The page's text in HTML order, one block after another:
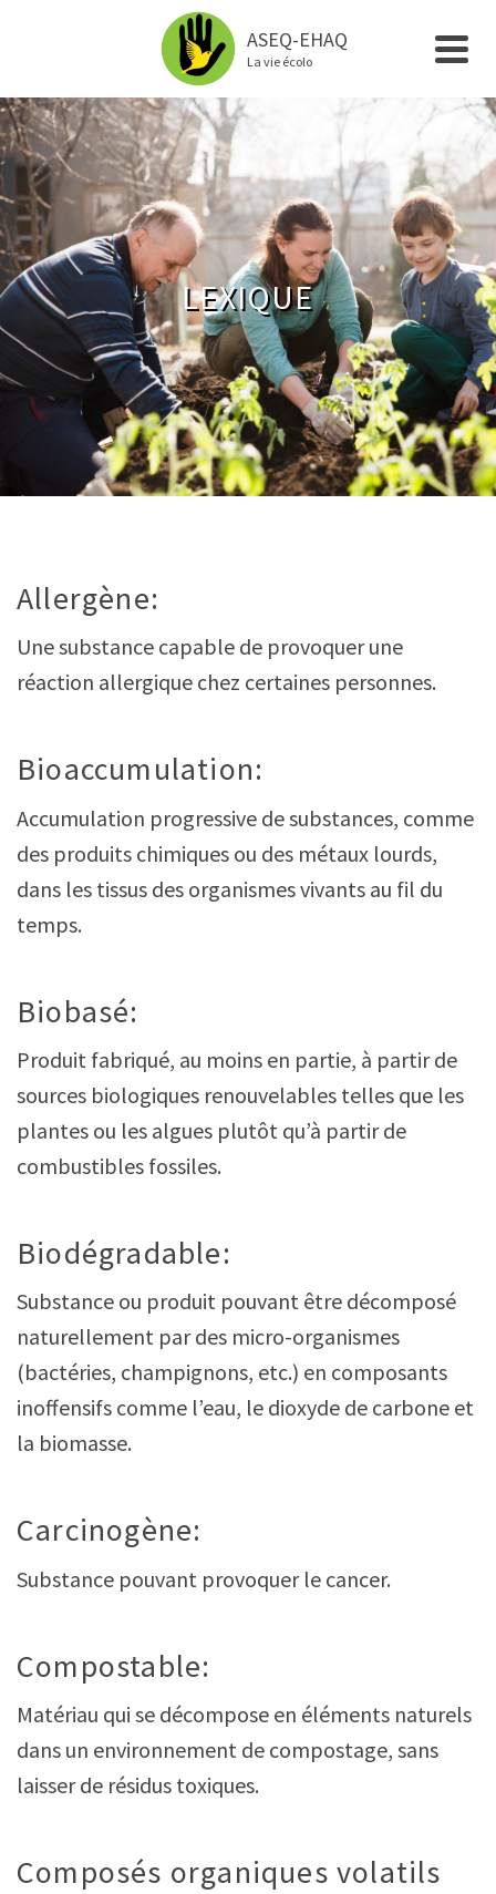
ASEQ-EHAQ
La vie écolo
LEXIQUE
Allergène:
Une substance capable de provoquer une
réaction allergique chez certaines personnes.
Bioaccumulation:
Accumulation progressive de substances, comme
des produits chimiques ou des métaux lourds,
dans les tissus des organismes vivants au fil du
temps.
Biobasé:
Produit fabriqué, au moins en partie, à partir de
sources biologiques renouvelables telles que les
plantes ou les algues plutôt qu’à partir de
combustibles fossiles.
Biodégradable:
Substance ou produit pouvant être décomposé
naturellement par des micro-organismes
(bactéries, champignons, etc.) en composants
inoffensifs comme l’eau, le dioxyde de carbone et
la biomasse.
Carcinogène:
Substance pouvant provoquer le cancer.
Compostable:
Matériau qui se décompose en éléments naturels
dans un environnement de compostage, sans
laisser de résidus toxiques.
Composés organiques volatils